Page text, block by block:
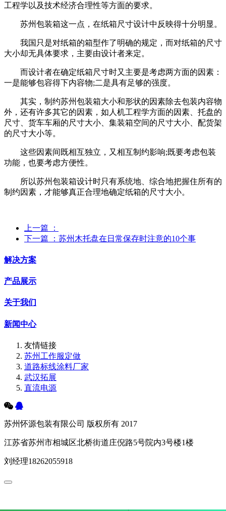
工程学以及技术经济合理性等方面的要求。
苏州包装箱这一点，在纸箱尺寸设计中反映得十分明显。
我国只是对纸箱的箱型作了明确的规定，而对纸箱的尺寸
大小却无具体要求，主要由设计者来定。
而设计者在确定纸箱尺寸时又主要是考虑两方面的因素：
一是能够包容得下内容物;二是具有足够的强度。
其实，制约苏州包装箱大小和形状的因素除去包装内容物
外，还有许多其它的因素，如人机工程学方面的因素、托盘的
尺寸、货车车厢的尺寸大小、集装箱空间的尺寸大小、配货架
的尺寸大小等。
这些因素间既相互独立，又相互制约影响;既要考虑包装
功能，也要考虑方便性。
所以苏州包装箱设计时只有系统地、综合地把握住所有的
制约因素，才能够真正合理地确定纸箱的尺寸大小。
上一篇
：
下一篇
：苏州木托盘在日常保存时注意的10个事
解决方案
产品展示
关于我们
新闻中心
友情链接
苏州工作服定做
道路标线涂料厂家
武汉拓展
直流电源
苏州怀源包装有限公司 版权所有 2017
江苏省苏州市相城区北桥街道庄倪路5号院内3号楼1楼
刘经理18262055918